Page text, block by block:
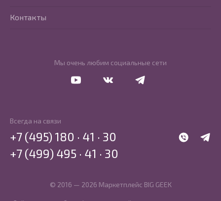
Мы очень любим социальные сети
Контакты
Всегда на связи
WhatsApp
+7 (495) 180 · 41 · 30
+7 (499) 495 · 41 · 30
© 2016 — 2026 Маркетплейс BIG GEEK